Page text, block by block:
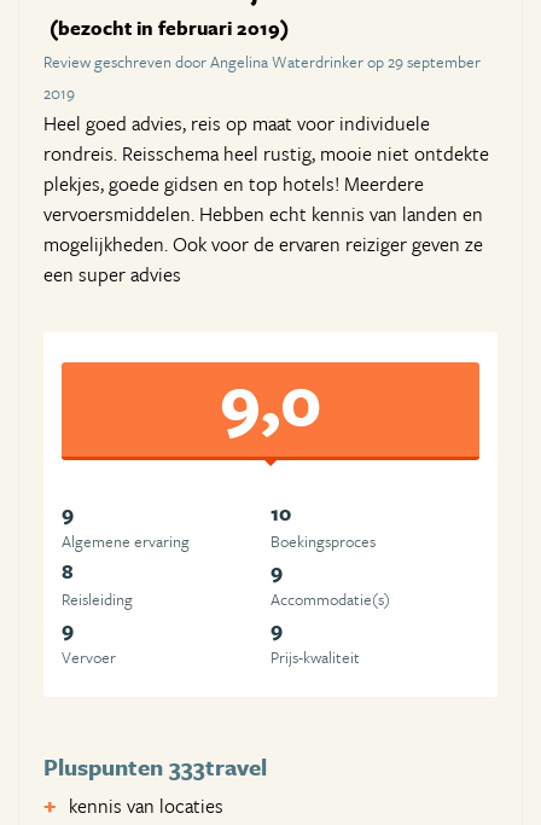
(bezocht in februari 2019)
Review geschreven door Angelina Waterdrinker op 29 september
2019
Heel goed advies, reis op maat voor individuele
rondreis. Reisschema heel rustig, mooie niet ontdekte
plekjes, goede gidsen en top hotels! Meerdere
vervoersmiddelen. Hebben echt kennis van landen en
mogelijkheden. Ook voor de ervaren reiziger geven ze
een super advies
9,0
9
Algemene ervaring
10
Boekingsproces
8
Reisleiding
9
Accommodatie(s)
9
Vervoer
9
Prijs-kwaliteit
Pluspunten 333travel
kennis van locaties